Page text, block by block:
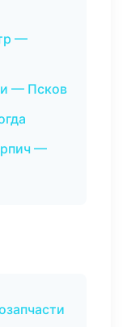
—
— Псков
—